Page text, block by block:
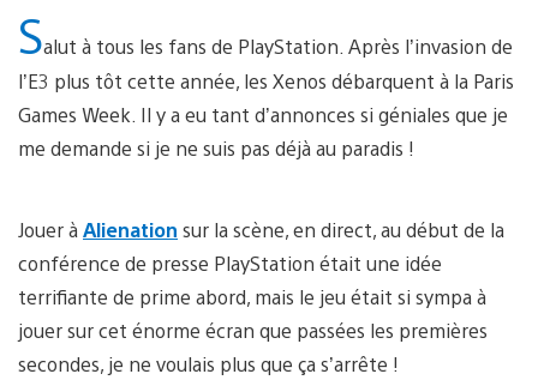
Salut à tous les fans de PlayStation. Après l’invasion de
l’E3 plus tôt cette année, les Xenos débarquent à la Paris
Games Week. Il y a eu tant d’annonces si géniales que je
me demande si je ne suis pas déjà au paradis !
Jouer à Alienation sur la scène, en direct, au début de la
conférence de presse PlayStation était une idée
terrifiante de prime abord, mais le jeu était si sympa à
jouer sur cet énorme écran que passées les premières
secondes, je ne voulais plus que ça s’arrête !